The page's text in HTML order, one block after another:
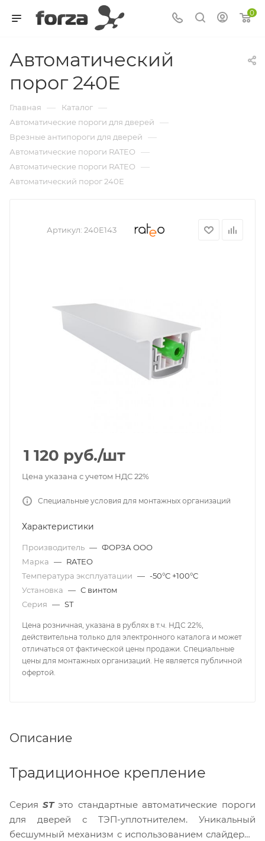
0
Автоматический
порог 240Е
Главная — Каталог —
Автоматические пороги для дверей —
Врезные антипороги для дверей —
Автоматические пороги RATEO —
Автоматические пороги RATEO —
Автоматический порог 240Е
Артикул: 240E143
1 120 руб./шт
Цена указана с учетом НДС 22%
Специальные условия для монтажных организаций
Характеристики
Производитель — ФОРЗА ООО
Марка — RATEO
Температура эксплуатации — -50°С +100°С
Установка — С винтом
Серия — ST
Цена розничная, указана в рублях в т.ч. НДС 22%,
действительна только для электронного каталога и может
отличаться от фактической цены продажи. Специальные
цены для монтажных организаций. Не является публичной
офертой.
Описание
Традиционное крепление
Серия ST это стандартные автоматические пороги
для дверей с ТЭП-уплотнителем. Уникальный
бесшумный механизм с использованием слайдеров